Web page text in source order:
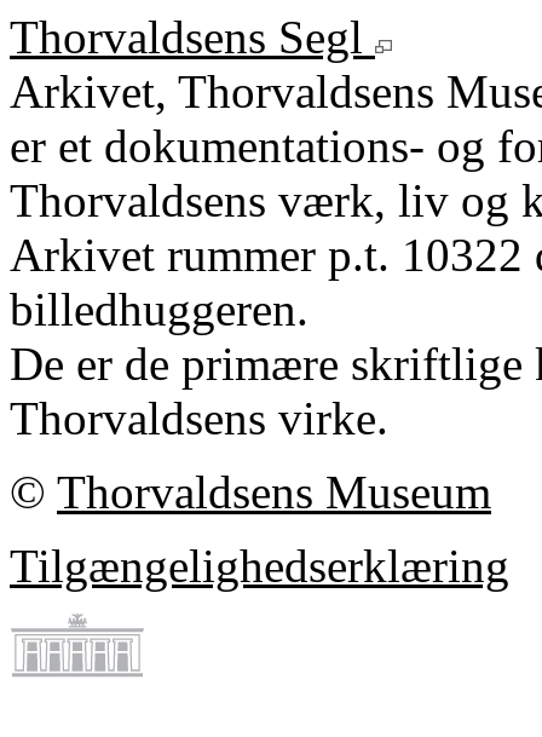
Thorvaldsens Segl
Arkivet, Thorvaldsens
er et dokumentations- og
Thorvaldsens værk, liv og
Arkivet rummer p.t.
billedhuggeren.
De er de primære
Thorvaldsens virke.
© Thorvaldsens Museum
Tilgængelighedserklæring